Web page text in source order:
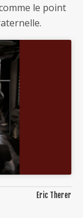
le point
Eric Therer